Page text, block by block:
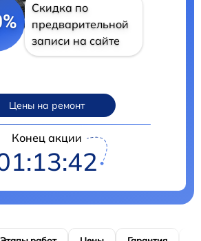
Скидка по
предварительной
записи на сайте
Цены на ремонт
Конец акции